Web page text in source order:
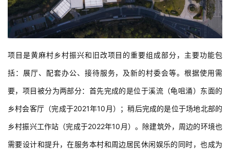
项目是黄麻村乡村振兴和旧改项目的重要组成部分，主要功能包
括：展厅、配套办公、接待服务，及新的村委会等。根据使用需
要，项目被分为两部分：首先完成的是位于溪流（龟咀涌）东面的
乡村会客厅（完成于2021年10月）；稍后完成的是位于场地北部的
乡村振兴工作站（完成于2022年10月）。除建筑外，周边的环境也
需要设计和提升，在服务本村和周边居民休闲娱乐的同时，也成为